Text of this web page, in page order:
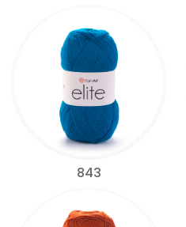
843